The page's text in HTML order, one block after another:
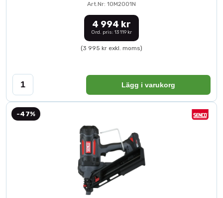
Art.Nr: 10M2001N
4 994 kr
Ord. pris: 13 119 kr
(3 995 kr exkl. moms)
Lägg i varukorg
-47%